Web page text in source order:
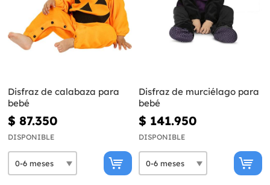
Disfraz de calabaza para
bebé
$ 87.350
DISPONIBLE
Disfraz de murciélago para
bebé
$ 141.950
DISPONIBLE